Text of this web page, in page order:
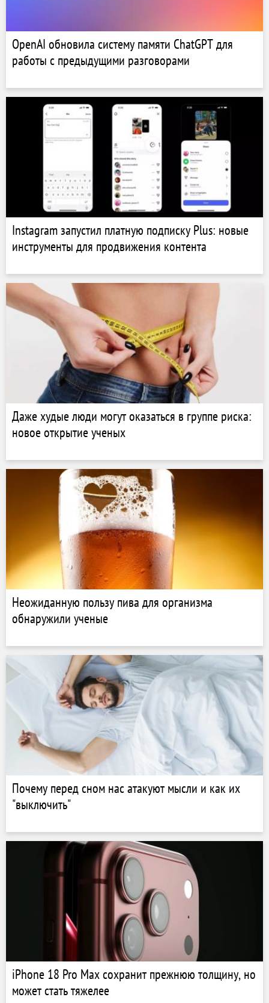
OpenAI обновила систему памяти ChatGPT для
работы с предыдущими разговорами
Instagram запустил платную подписку Plus: новые
инструменты для продвижения контента
Даже худые люди могут оказаться в группе риска:
новое открытие ученых
Неожиданную пользу пива для организма
обнаружили ученые
Почему перед сном нас атакуют мысли и как их
"выключить"
iPhone 18 Pro Max сохранит прежнюю толщину, но
может стать тяжелее